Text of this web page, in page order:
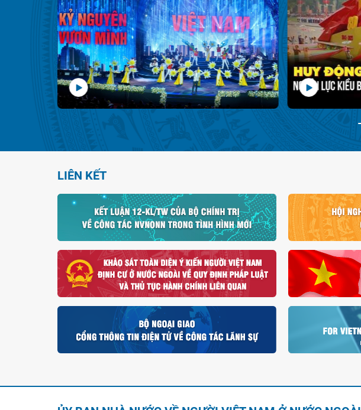
LIÊN KẾT